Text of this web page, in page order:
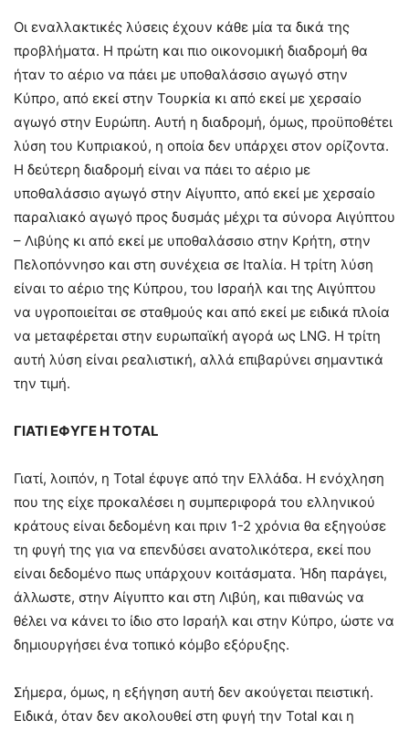
Οι εναλλακτικές λύσεις έχουν κάθε μία τα δικά της
προβλήματα. Η πρώτη και πιο οικονομική διαδρομή θα
ήταν το αέριο να πάει με υποθαλάσσιο αγωγό στην
Κύπρο, από εκεί στην Τουρκία κι από εκεί με χερσαίο
αγωγό στην Ευρώπη. Αυτή η διαδρομή, όμως, προϋποθέτει
λύση του Κυπριακού, η οποία δεν υπάρχει στον ορίζοντα.
Η δεύτερη διαδρομή είναι να πάει το αέριο με
υποθαλάσσιο αγωγό στην Αίγυπτο, από εκεί με χερσαίο
παραλιακό αγωγό προς δυσμάς μέχρι τα σύνορα Αιγύπτου
– Λιβύης κι από εκεί με υποθαλάσσιο στην Κρήτη, στην
Πελοπόννησο και στη συνέχεια σε Ιταλία. Η τρίτη λύση
είναι το αέριο της Κύπρου, του Ισραήλ και της Αιγύπτου
να υγροποιείται σε σταθμούς και από εκεί με ειδικά πλοία
να μεταφέρεται στην ευρωπαϊκή αγορά ως LNG. Η τρίτη
αυτή λύση είναι ρεαλιστική, αλλά επιβαρύνει σημαντικά
την τιμή.
ΓΙΑΤΙ ΕΦΥΓΕ Η TOTAL
Γιατί, λοιπόν, η Total έφυγε από την Ελλάδα. Η ενόχληση
που της είχε προκαλέσει η συμπεριφορά του ελληνικού
κράτους είναι δεδομένη και πριν 1-2 χρόνια θα εξηγούσε
τη φυγή της για να επενδύσει ανατολικότερα, εκεί που
είναι δεδομένο πως υπάρχουν κοιτάσματα. Ήδη παράγει,
άλλωστε, στην Αίγυπτο και στη Λιβύη, και πιθανώς να
θέλει να κάνει το ίδιο στο Ισραήλ και στην Κύπρο, ώστε να
δημιουργήσει ένα τοπικό κόμβο εξόρυξης.
Σήμερα, όμως, η εξήγηση αυτή δεν ακούγεται πειστική.
Ειδικά, όταν δεν ακολουθεί στη φυγή την Total και η